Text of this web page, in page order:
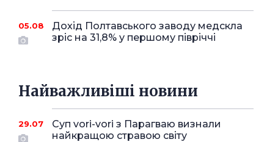
05.08
Дохід Полтавського заводу медскла
зріс на 31,8% у першому півріччі
Найважливіші новини
29.07
Суп vori-vori з Парагваю визнали
найкращою стравою світу